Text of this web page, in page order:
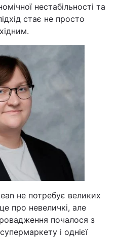
нестабільності та
стає не просто
не потребує великих
про невеличкі, але
почалося з
і однієї